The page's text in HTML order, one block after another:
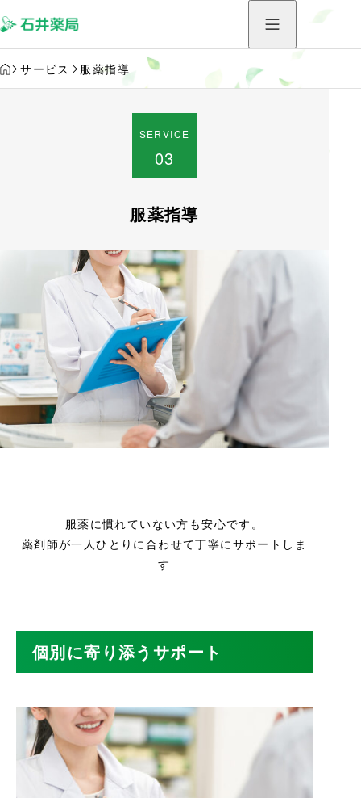
HOME
サービス 服薬指導
SERVICE
03
服薬指導
服薬に慣れていない方も安心です。
薬剤師が一人ひとりに合わせて丁寧にサポートしま
す
個別に寄り添うサポート